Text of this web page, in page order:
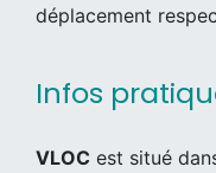
déplacement
Infos
VLOC est situé